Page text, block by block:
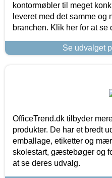
kontormøbler til meget
leveret med det samme og
branchen. Klik her for at se
Se udvalget
OfficeTrend.dk tilbyder
produkter. De har et bredt
emballage, etiketter og
skolestart, gæstebøger og
at se deres udvalg.